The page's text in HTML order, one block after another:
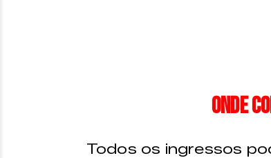
Onde
Todos os ingressos